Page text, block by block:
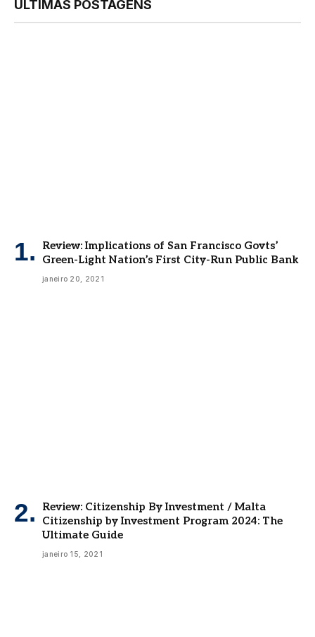
ÚLTIMAS POSTAGENS
Review: Implications of San Francisco Govts’
Green-Light Nation’s First City-Run Public Bank
janeiro 20, 2021
Review: Citizenship By Investment / Malta
Citizenship by Investment Program 2024: The
Ultimate Guide
janeiro 15, 2021